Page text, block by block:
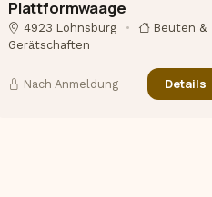
Plattformwaage
4923 Lohnsburg •
Beuten &
Gerätschaften
Nach Anmeldung Details